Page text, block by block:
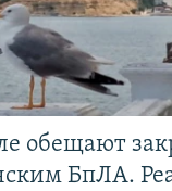
обещают
БпЛА.